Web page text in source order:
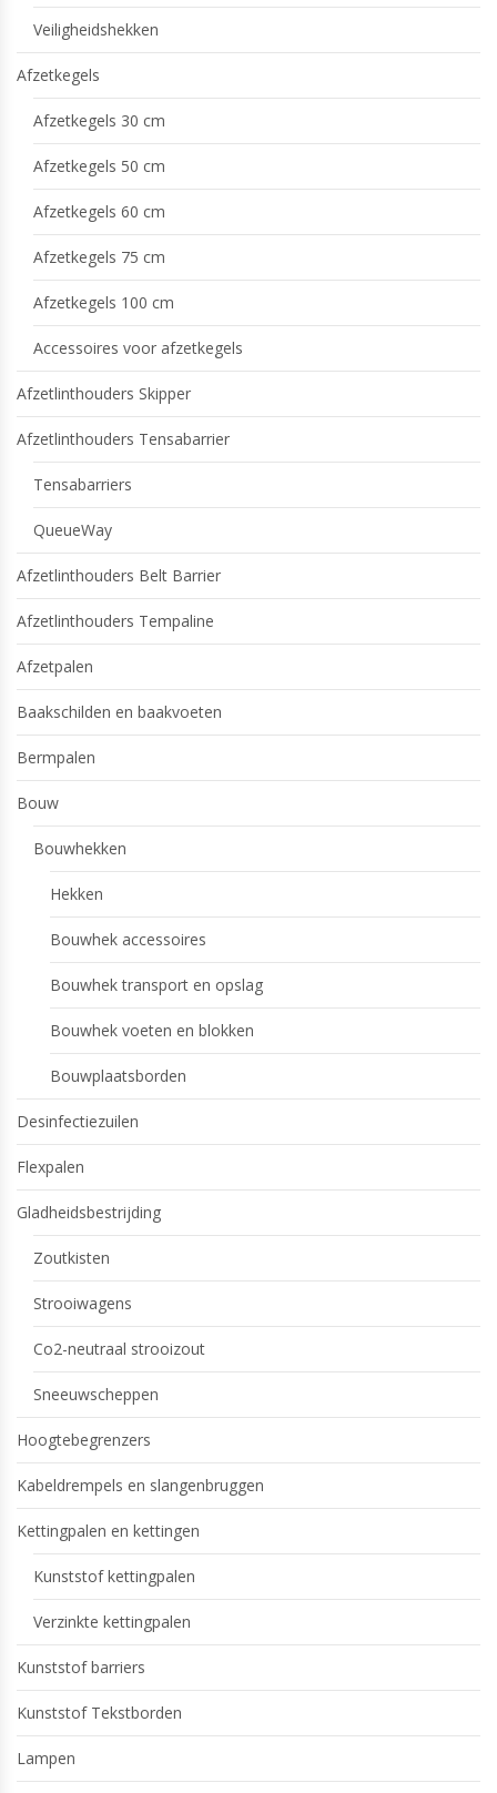
Veiligheidshekken
Afzetkegels
Afzetkegels 30 cm
Afzetkegels 50 cm
Afzetkegels 60 cm
Afzetkegels 75 cm
Afzetkegels 100 cm
Accessoires voor afzetkegels
Afzetlinthouders Skipper
Afzetlinthouders Tensabarrier
Tensabarriers
QueueWay
Afzetlinthouders Belt Barrier
Afzetlinthouders Tempaline
Afzetpalen
Baakschilden en baakvoeten
Bermpalen
Bouw
Bouwhekken
Hekken
Bouwhek accessoires
Bouwhek transport en opslag
Bouwhek voeten en blokken
Bouwplaatsborden
Desinfectiezuilen
Flexpalen
Gladheidsbestrijding
Zoutkisten
Strooiwagens
Co2-neutraal strooizout
Sneeuwscheppen
Hoogtebegrenzers
Kabeldrempels en slangenbruggen
Kettingpalen en kettingen
Kunststof kettingpalen
Verzinkte kettingpalen
Kunststof barriers
Kunststof Tekstborden
Lampen